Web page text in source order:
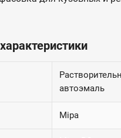
автоэмаль
Mipa